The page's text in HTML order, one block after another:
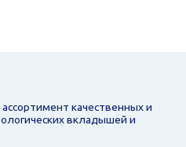
качественных и
вкладышей и